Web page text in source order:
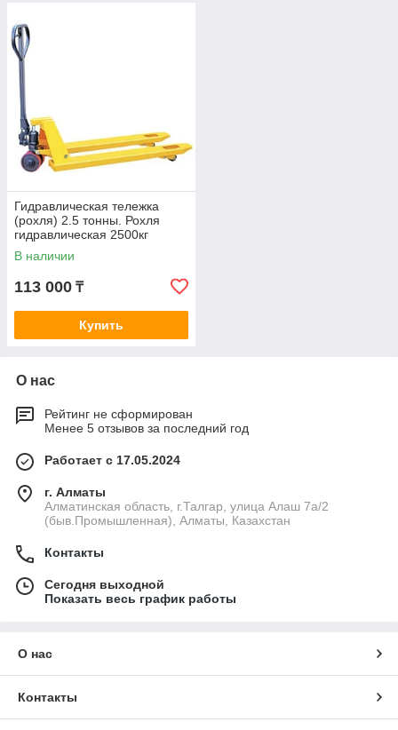
Гидравлическая тележка
(рохля) 2.5 тонны. Рохля
гидравлическая 2500кг
В наличии
113 000 ₸
Купить
О нас
Рейтинг не сформирован
Менее 5 отзывов за последний год
Работает с 17.05.2024
г. Алматы
Алматинская область, г.Талгар, улица Алаш 7а/2
(быв.Промышленная), Алматы, Казахстан
Контакты
Сегодня выходной
Показать весь график работы
О нас
Контакты